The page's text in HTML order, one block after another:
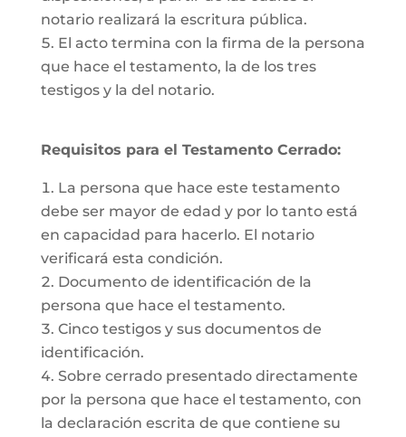
notario realizará la escritura pública.
El acto termina con la firma de la persona
que hace el testamento, la de los tres
testigos y la del notario.
Requisitos para el Testamento Cerrado:
La persona que hace este testamento
debe ser mayor de edad y por lo tanto está
en capacidad para hacerlo. El notario
verificará esta condición.
Documento de identificación de la
persona que hace el testamento.
Cinco testigos y sus documentos de
identificación.
Sobre cerrado presentado directamente
por la persona que hace el testamento, con
la declaración escrita de que contiene su